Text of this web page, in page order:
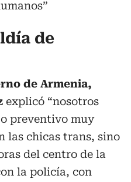
de
de Armenia,
explicó “nosotros
preventivo muy
las chicas trans, sino
del centro de la
la policía, con